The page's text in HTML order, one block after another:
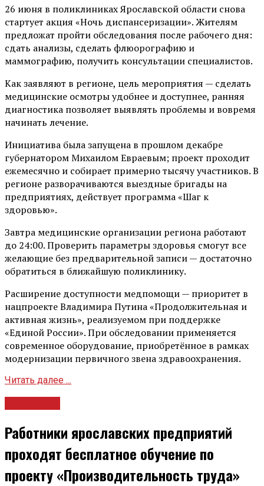
26 июня в поликлиниках Ярославской области снова
стартует акция «Ночь диспансеризации». Жителям
предложат пройти обследования после рабочего дня:
сдать анализы, сделать флюорографию и
маммографию, получить консультации специалистов.
Как заявляют в регионе, цель мероприятия — сделать
медицинские осмотры удобнее и доступнее, ранняя
диагностика позволяет выявлять проблемы и вовремя
начинать лечение.
Инициатива была запущена в прошлом декабре
губернатором Михаилом Евраевым; проект проходит
ежемесячно и собирает примерно тысячу участников. В
регионе разворачиваются выездные бригады на
предприятиях, действует программа «Шаг к
здоровью».
Завтра медицинские организации региона работают
до 24:00. Проверить параметры здоровья смогут все
желающие без предварительной записи — достаточно
обратиться в ближайшую поликлинику.
Расширение доступности медпомощи — приоритет в
нацпроекте Владимира Путина «Продолжительная и
активная жизнь», реализуемом при поддержке
«Единой России». При обследовании применяется
современное оборудование, приобретённое в рамках
модернизации первичного звена здравоохранения.
Читать далее ...
Работники ярославских предприятий
проходят бесплатное обучение по
проекту «Производительность труда»